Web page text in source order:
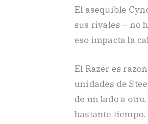
El asequible
sus rivales – no
eso impacta la
El Razer es
unidades de
de un lado a
bastante tiempo.